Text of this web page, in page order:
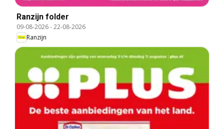
Ranzijn folder
09-08-2026-22-08-2026
Ranzijn